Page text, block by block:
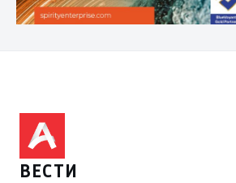
ВЕСТИ